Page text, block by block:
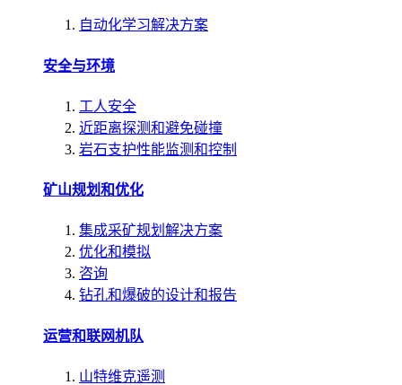
自动化学习解决方案
安全与环境
工人安全
近距离探测和避免碰撞
岩石支护性能监测和控制
矿山规划和优化
集成采矿规划解决方案
优化和模拟
咨询
钻孔和爆破的设计和报告
运营和联网机队
山特维克遥测